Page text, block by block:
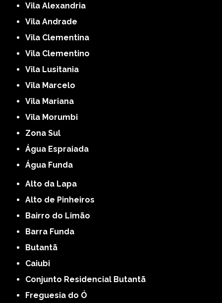
Vila Alexandria
Vila Andrade
Vila Clementina
Vila Clementino
Vila Lusitania
Vila Marcelo
Vila Mariana
Vila Morumbi
Zona Sul
Água Espraiada
Água Funda
Alto da Lapa
Alto de Pinheiros
Bairro do Limão
Barra Funda
Butantã
Caiubi
Conjunto Residencial Butantã
Freguesia do Ó